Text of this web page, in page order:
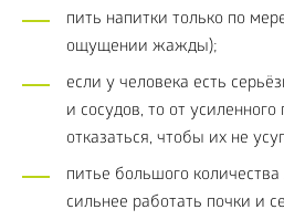
пить напитки только по
ощущении жажды);
если у человека есть
и сосудов, то от
отказаться, чтобы их не
питье большого
сильнее работать почки и